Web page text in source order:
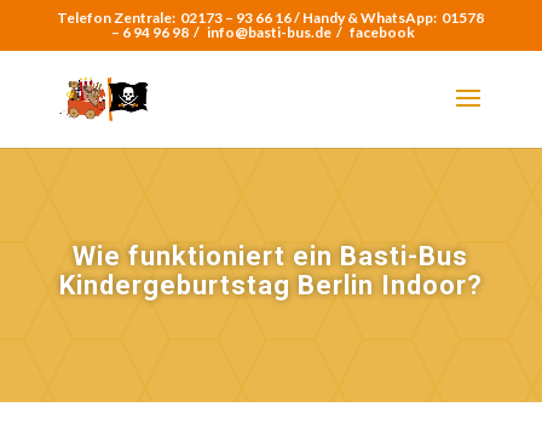
Telefon Zentrale: 02173 – 93 66 16 / Handy & WhatsApp: 01578
– 6 94 96 98 / info@basti-bus.de / facebook
Wie funktioniert ein Basti-Bus
Kindergeburtstag Berlin Indoor?